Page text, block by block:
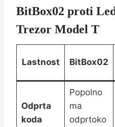
BitBox02 proti
Trezor Model T
Lastnost BitBox02
Odprta
koda
Popolno
ma
odprtoko